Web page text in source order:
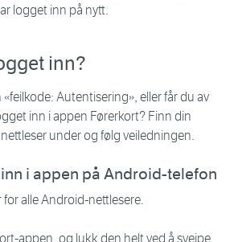
logget inn på nytt.
inn?
Autentisering», eller får du av
inn i appen Førerkort? Finn din
under og følg veiledningen.
i appen på Android-telefon
alle Android-nettlesere.
appen, og lukk den helt ved å sveipe